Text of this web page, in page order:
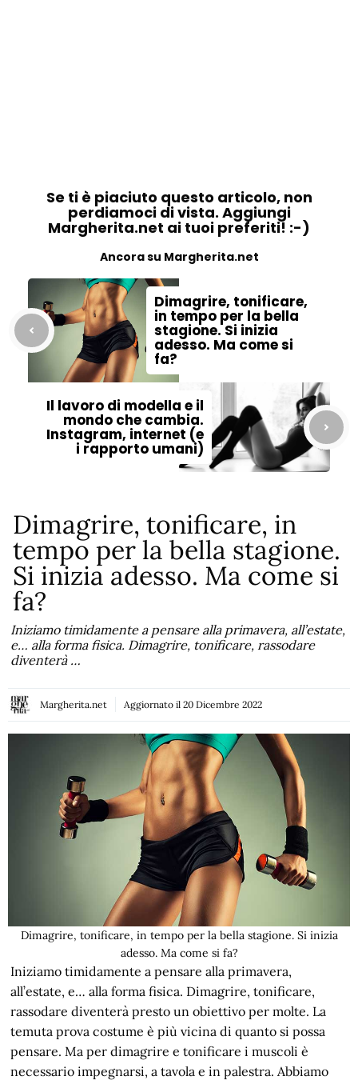
Se ti è piaciuto questo articolo, non
perdiamoci di vista. Aggiungi
Margherita.net ai tuoi preferiti! :-)
Ancora su Margherita.net
Dimagrire, tonificare,
in tempo per la bella
stagione. Si inizia
adesso. Ma come si
fa?
Il lavoro di modella e il
mondo che cambia.
Instagram, internet (e
i rapporto umani)
Dimagrire, tonificare, in
tempo per la bella stagione.
Si inizia adesso. Ma come si
fa?
Iniziamo timidamente a pensare alla primavera, all’estate,
e… alla forma fisica. Dimagrire, tonificare, rassodare
diventerà …
Margherita.net Aggiornato il 20 Dicembre 2022
Dimagrire, tonificare, in tempo per la bella stagione. Si inizia
adesso. Ma come si fa?
Iniziamo timidamente a pensare alla primavera,
all’estate, e… alla forma fisica. Dimagrire, tonificare,
rassodare diventerà presto un obiettivo per molte. La
temuta prova costume è più vicina di quanto si possa
pensare. Ma per dimagrire e tonificare i muscoli è
necessario impegnarsi, a tavola e in palestra. Abbiamo